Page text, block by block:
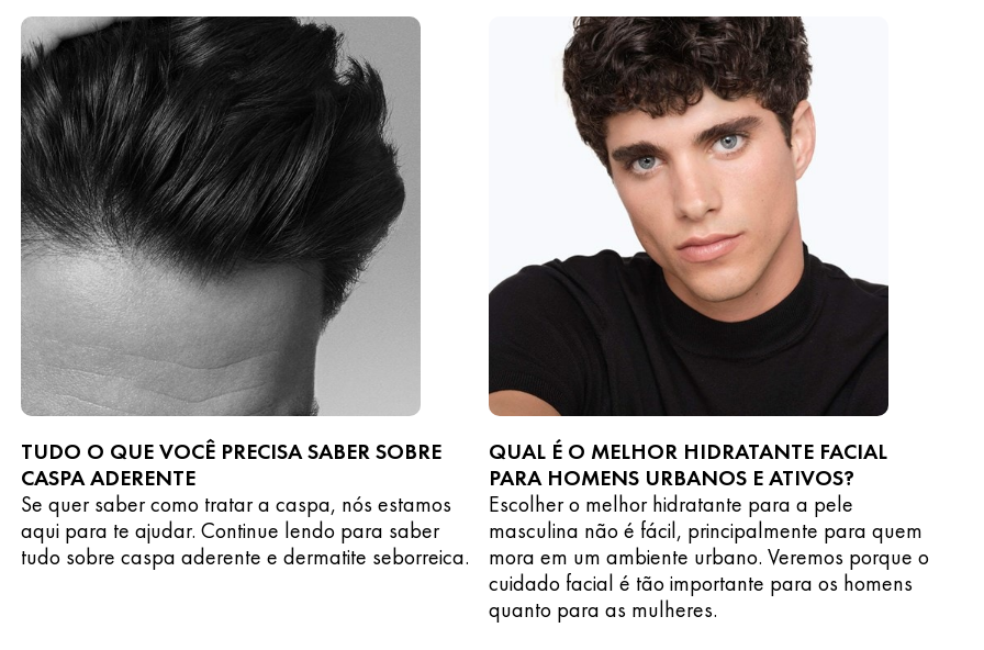
TUDO O QUE VOCÊ PRECISA SABER SOBRE
CASPA ADERENTE
Se quer saber como tratar a caspa, nós estamos
aqui para te ajudar. Continue lendo para saber
tudo sobre caspa aderente e dermatite seborreica.
QUAL É O MELHOR HIDRATANTE FACIAL
PARA HOMENS URBANOS E ATIVOS?
Escolher o melhor hidratante para a pele
masculina não é fácil, principalmente para quem
mora em um ambiente urbano. Veremos porque o
cuidado facial é tão importante para os homens
quanto para as mulheres.